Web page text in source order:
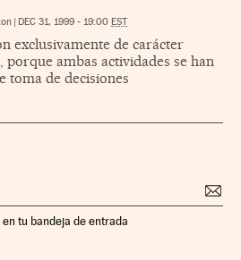
| DEC 31, 1999 - 19:00 EST
exclusivamente de carácter
ambas actividades se han
toma de decisiones
tu bandeja de entrada